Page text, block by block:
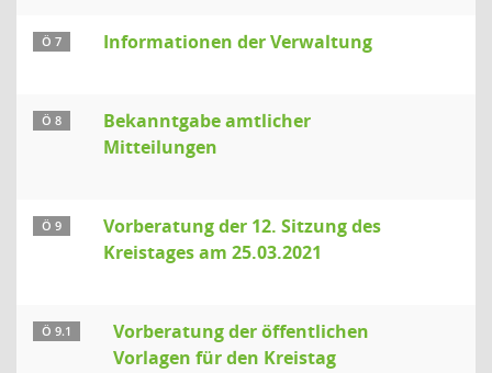
Ö 7 Informationen der Verwaltung
Ö 8
Bekanntgabe amtlicher
Mitteilungen
Ö 9
Vorberatung der 12. Sitzung des
Kreistages am 25.03.2021
Ö 9.1
Vorberatung der öffentlichen
Vorlagen für den Kreistag